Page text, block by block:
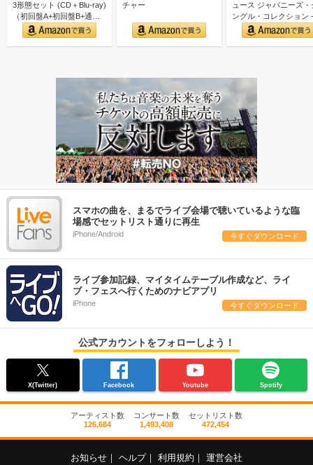
3形態セット (CD＋Blu-ray)
（初回盤A+初回盤B+通常
盤） …
チャー
ュース ジャパニーズ・
ングル・コレクション
レイテスト・ヒッツ-
スマホの曲を、まるでライブ会場で聴いているような臨
場感でセットリスト通りに再生
iPhone/Android 今すぐダウンロード
ライブ参加記録、マイタイムテーブル作成など、ライ
ブ・フェスへ行くためのナビアプリ
iPhone 今すぐダウンロード
公式アカウントをフォローしよう！
X(Twitter) Facebook Youtube Spotify
アーティスト数
126,684
コンサート数
1,493,408
セットリスト数
472,454
お知らせ ヘルプ 利用規約 運営会社